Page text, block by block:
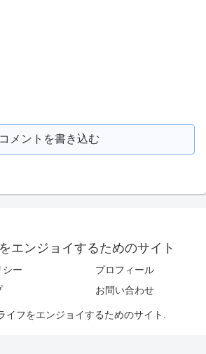
コメントを書き込む
エンジョイするためのサイト
シー
プロフィール
お問い合わせ
フをエンジョイするためのサイト.